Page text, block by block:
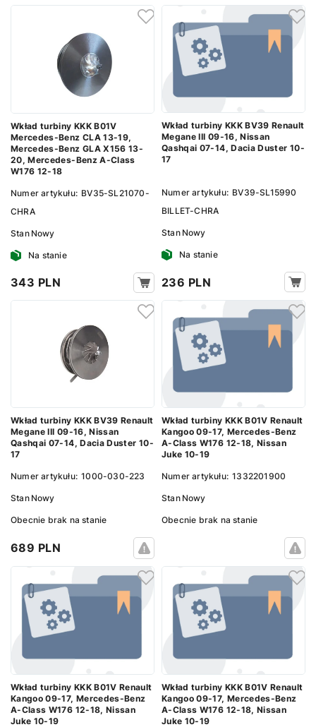
Wkład turbiny KKK B01V
Mercedes-Benz CLA 13-19,
Mercedes-Benz GLA X156 13-
20, Mercedes-Benz A-Class
W176 12-18
Numer artykułu: BV35-SL21070-
CHRA
Stan Nowy
Na stanie
343 PLN
Wkład turbiny KKK BV39 Renault
Megane III 09-16, Nissan
Qashqai 07-14, Dacia Duster 10-
17
Numer artykułu: BV39-SL15990
BILLET-CHRA
Stan Nowy
Na stanie
236 PLN
Wkład turbiny KKK BV39 Renault
Megane III 09-16, Nissan
Qashqai 07-14, Dacia Duster 10-
17
Numer artykułu: 1000-030-223
Stan Nowy
Obecnie brak na stanie
689 PLN
Wkład turbiny KKK B01V Renault
Kangoo 09-17, Mercedes-Benz
A-Class W176 12-18, Nissan
Juke 10-19
Numer artykułu: 1332201900
Stan Nowy
Obecnie brak na stanie
Wkład turbiny KKK B01V Renault
Kangoo 09-17, Mercedes-Benz
A-Class W176 12-18, Nissan
Juke 10-19
Wkład turbiny KKK B01V Renault
Kangoo 09-17, Mercedes-Benz
A-Class W176 12-18, Nissan
Juke 10-19